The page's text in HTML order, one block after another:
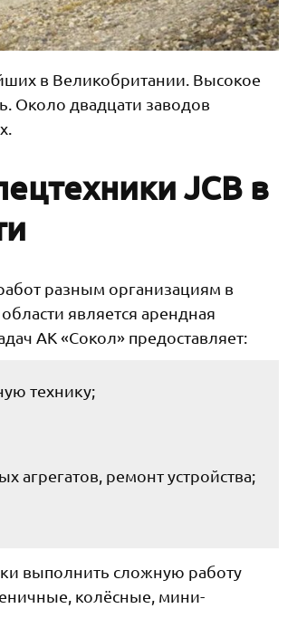
в Великобритании. Высокое
Около двадцати заводов
JCB в
разным организациям в
является арендная
АК «Сокол» предоставляет:
технику;
ремонт устройства;
выполнить сложную работу
колёсные, мини-